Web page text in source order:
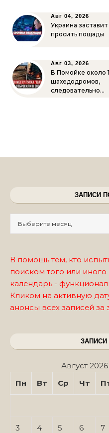
Авг 04, 2026
Украина
просить пощады
Авг 03, 2026
В Помойке около
шахедодромов,
следовательно…
ЗАПИСИ
В помощь тем, кто
поиском того или иного
календарь -
Кликом на активную
анонсы всех записей за
ЗАПИСИ
Август 2026
Пн
Вт Ср Чт
3 4 5 6 7